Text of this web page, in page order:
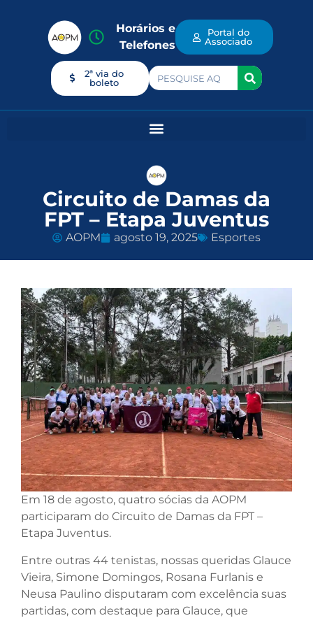
Horários e
Telefones
Portal do
Associado
2ª via do
boleto
Circuito de Damas da
FPT – Etapa Juventus
AOPM agosto 19, 2025 Esportes
Em 18 de agosto, quatro sócias da AOPM
participaram do Circuito de Damas da FPT –
Etapa Juventus.
Entre outras 44 tenistas, nossas queridas Glauce
Vieira, Simone Domingos, Rosana Furlanis e
Neusa Paulino disputaram com excelência suas
partidas, com destaque para Glauce, que